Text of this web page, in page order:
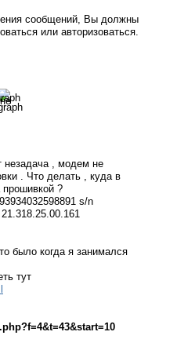
сообщений, Вы должны
или авторизоваться.
незадача , модем не
. Что делать , куда в
прошивкой ?
s/n
было когда я занимался
тут